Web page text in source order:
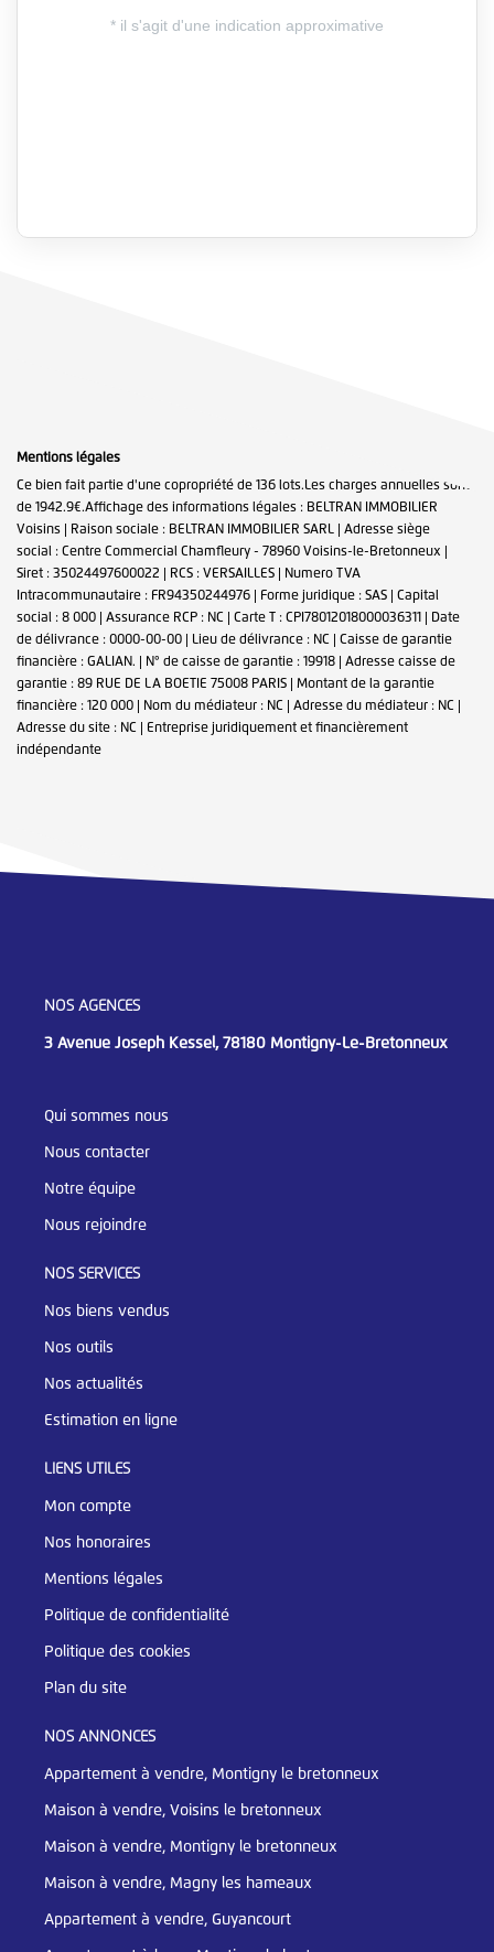
Mentions légales
Ce bien fait partie d'une copropriété de 136 lots.Les charges annuelles sont
de 1942.9€.Affichage des informations légales : BELTRAN IMMOBILIER
Voisins | Raison sociale : BELTRAN IMMOBILIER SARL | Adresse siège
social : Centre Commercial Chamfleury - 78960 Voisins-le-Bretonneux |
Siret : 35024497600022 | RCS : VERSAILLES | Numero TVA
Intracommunautaire : FR94350244976 | Forme juridique : SAS | Capital
social : 8 000 | Assurance RCP : NC | Carte T : CPI78012018000036311 | Date
de délivrance : 0000-00-00 | Lieu de délivrance : NC | Caisse de garantie
financière : GALIAN. | N° de caisse de garantie : 19918 | Adresse caisse de
garantie : 89 RUE DE LA BOETIE 75008 PARIS | Montant de la garantie
financière : 120 000 | Nom du médiateur : NC | Adresse du médiateur : NC |
Adresse du site : NC | Entreprise juridiquement et financièrement
indépendante
NOS AGENCES
3 Avenue Joseph Kessel, 78180 Montigny-Le-Bretonneux
Qui sommes nous
Nous contacter
Notre équipe
Nous rejoindre
NOS SERVICES
Nos biens vendus
Nos outils
Nos actualités
Estimation en ligne
LIENS UTILES
Mon compte
Nos honoraires
Mentions légales
Politique de confidentialité
Politique des cookies
Plan du site
NOS ANNONCES
Appartement à vendre, Montigny le bretonneux
Maison à vendre, Voisins le bretonneux
Maison à vendre, Montigny le bretonneux
Maison à vendre, Magny les hameaux
Appartement à vendre, Guyancourt